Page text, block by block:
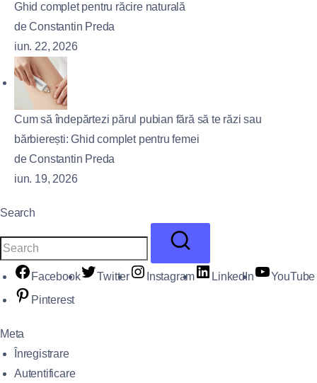
Ghid complet pentru răcire naturală
de Constantin Preda
iun. 22, 2026
Cum să îndepărtezi părul pubian fără să te răzi sau
bărbierești: Ghid complet pentru femei
de Constantin Preda
iun. 19, 2026
Search
Facebook Twitter Instagram LinkedIn
YouTube
Pinterest
Meta
Înregistrare
Autentificare